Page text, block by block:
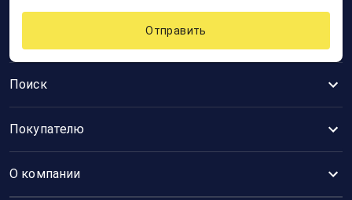
Поиск
Покупателю
О компании
Отправить